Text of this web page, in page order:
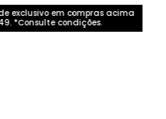
exclusivo em compras acima
*Consulte condições.